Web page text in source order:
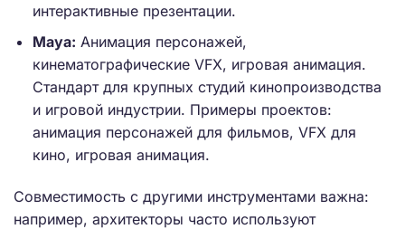
интерактивные презентации.
Maya: Анимация персонажей,
кинематографические VFX, игровая анимация.
Стандарт для крупных студий кинопроизводства
и игровой индустрии. Примеры проектов:
анимация персонажей для фильмов, VFX для
кино, игровая анимация.
Совместимость с другими инструментами важна:
например, архитекторы часто используют